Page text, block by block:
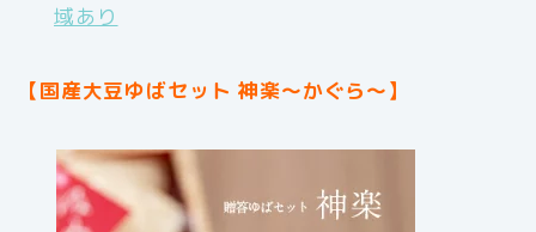
域あり
【国産大豆ゆばセット 神楽〜かぐら〜】